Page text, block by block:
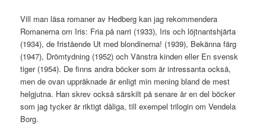
Vill man läsa romaner av Hedberg kan jag rekommendera
Romanerna om Iris: Fria på narri (1933), Iris och löjtnantshjärta
(1934), de fristående Ut med blondinerna! (1939), Bekänna färg
(1947), Drömtydning (1952) och Vänstra kinden eller En svensk
tiger (1954). De finns andra böcker som är intressanta också,
men de ovan uppräknade är enligt min mening bland de mest
helgjutna. Han skrev också särskilt på senare år en del böcker
som jag tycker är riktigt dåliga, till exempel trilogin om Vendela
Borg.